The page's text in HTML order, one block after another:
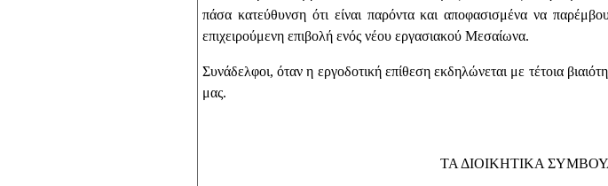
πάσα κατεύθυνση ότι είναι παρόντα και αποφασισμένα να
επιχειρούμενη επιβολή ενός νέου εργασιακού Μεσαίωνα.
Συνάδελφοι, όταν η εργοδοτική επίθεση εκδηλώνεται με τέτοια
μας.
ΤΑ ΔΙΟΙΚΗΤΙΚΑ